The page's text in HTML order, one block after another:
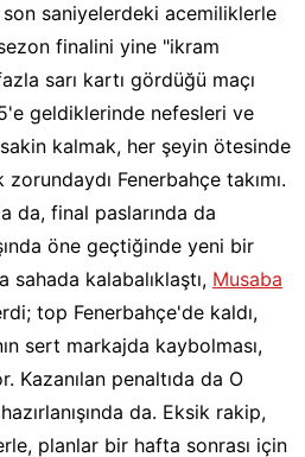
saniyelerdeki acemiliklerle
finalini yine "ikram
sarı kartı gördüğü maçı
geldiklerinde nefesleri ve
kalmak, her şeyin ötesinde
Fenerbahçe takımı.
da, final paslarında da
öne geçtiğinde yeni bir
sahada kalabalıklaştı, Musaba
top Fenerbahçe'de kaldı,
sert markajda kaybolması,
Kazanılan penaltıda da O
da. Eksik rakip,
planlar bir hafta sonrası için